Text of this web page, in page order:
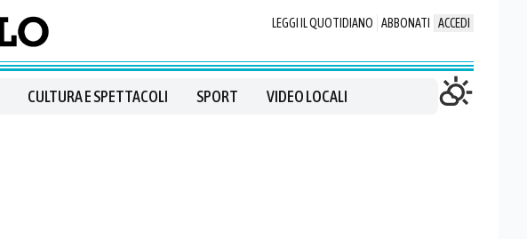
LEGGI IL QUOTIDIANO ABBONATI ACCEDI
CULTURA E SPETTACOLI SPORT VIDEO LOCALI